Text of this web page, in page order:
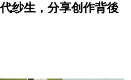
纱生，分享创作背後